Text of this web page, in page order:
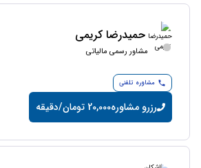
حمیدرضا کریمی
مشاور رسمی مالیاتی
مشاوره تلفنی
رزرو مشاوره20,000 تومان/دقیقه